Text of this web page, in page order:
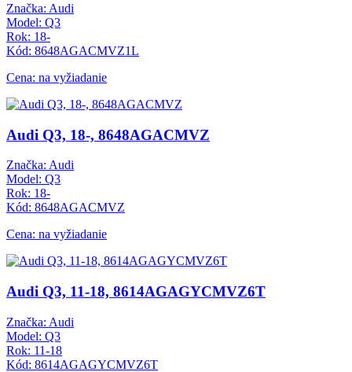
Značka: Audi
Model: Q3
Rok: 18-
Kód: 8648AGACMVZ1L
Cena: na vyžiadanie
Audi Q3, 18-, 8648AGACMVZ
Značka: Audi
Model: Q3
Rok: 18-
Kód: 8648AGACMVZ
Cena: na vyžiadanie
Audi Q3, 11-18, 8614AGAGYCMVZ6T
Značka: Audi
Model: Q3
Rok: 11-18
Kód: 8614AGAGYCMVZ6T